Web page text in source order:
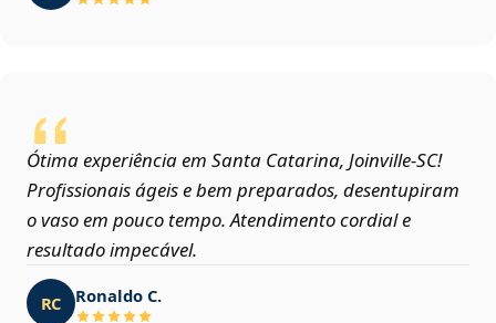
Ótima experiência em Santa Catarina, Joinville‑SC!
Profissionais ágeis e bem preparados, desentupiram
o vaso em pouco tempo. Atendimento cordial e
resultado impecável.
RC Ronaldo C.